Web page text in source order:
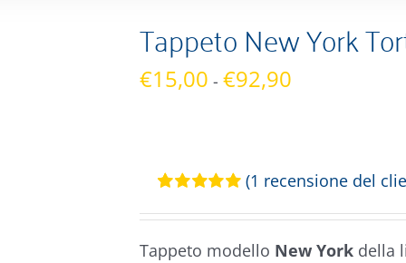
Tappeto New York
€15,00 - €92,90
€15,00
€92,90
5.00su 5 su
recensioni
(1 recensione del
Tappeto modello New York della